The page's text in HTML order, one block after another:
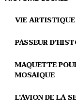
VIE ARTISTIQUE
PASSEUR
MAQUETTE
MOSAIQUE
L'AVION DE LA